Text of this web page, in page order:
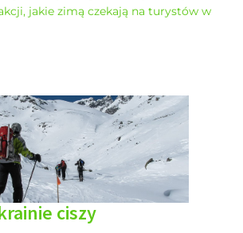
jakie zimą czekają na turystów w
ciszy